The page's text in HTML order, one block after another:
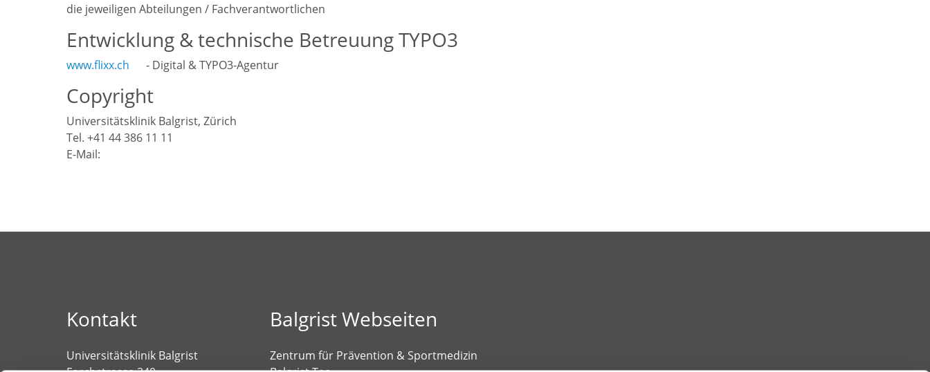
die jeweiligen Abteilungen / Fachverantwortlichen
Entwicklung & technische Betreuung TYPO3
www.flixx.ch - Digital & TYPO3-Agentur
Copyright
Universitätsklinik Balgrist, Zürich
Tel. +41 44 386 11 11
E-Mail:
Kontakt
Universitätsklinik Balgrist
Balgrist Webseiten
Zentrum für Prävention & Sportmedizin